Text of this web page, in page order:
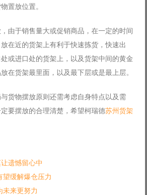
置放位置。
由于销售量大或促销商品，在一定的时间
在近的货架上有利于快速拣货，快速出
或进口处的货架上，以及货架中间的黄金
在货架最里面，以及最下层或是最上层。
货物摆放原则还需考虑自身特点以及需
要摆放的合理清楚，希望柯瑞德苏州货架
遗憾留心中
望缓解爆仓压力
未来更努力